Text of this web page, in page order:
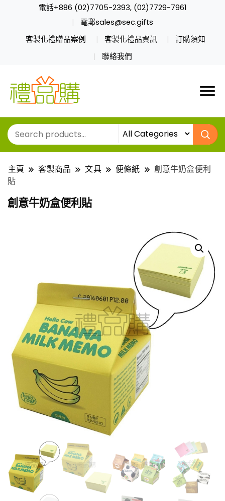
電話+886 (02)7705-2393, (02)7729-7961
電郵sales@sec.gifts
客製化禮贈品案例
客製化禮品資訊
訂購須知
聯絡我們
主頁 客製商品 文具 便條紙
創意牛奶盒便利
貼
創意牛奶盒便利貼